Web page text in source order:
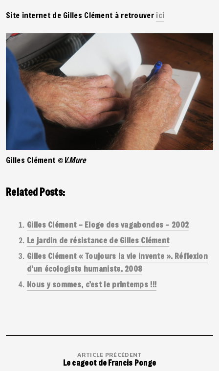
Site internet de Gilles Clément à retrouverici
Gilles Clément ©V.Mure
Related Posts:
Gilles Clément – Eloge des vagabondes – 2002
Le jardin de résistance de Gilles Clément
Gilles Clément « Toujours la vie invente ». Réflexion
d’un écologiste humaniste. 2008
Nous y sommes, c’est le printemps !!!
ARTICLE PRÉCÉDENT
Le cageot de Francis Ponge